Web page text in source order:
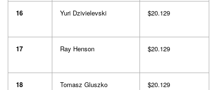
16 Yuri Dzivielevski $20.129
17 Ray Henson $20.129
18 Tomasz Gluszko $20.129